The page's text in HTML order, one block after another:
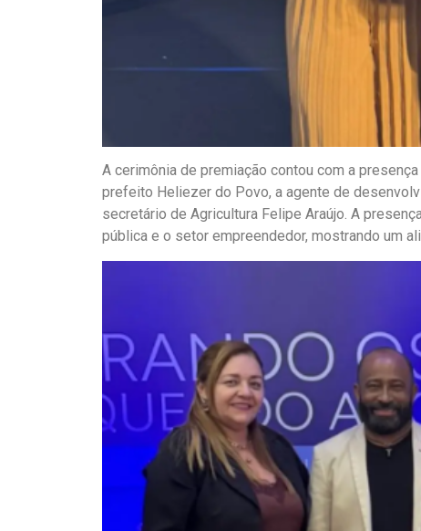
A cerimônia de premiação contou com a
prefeito Heliezer do Povo, a agente de
secretário de Agricultura Felipe Araújo. A
pública e o setor empreendedor, mostrando um